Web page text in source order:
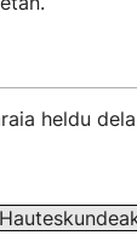
heldu